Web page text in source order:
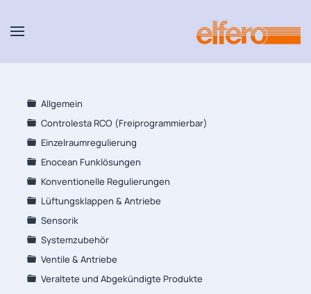
Allgemein
Controlesta RCO (Freiprogrammierbar)
Einzelraumregulierung
Enocean Funklösungen
Konventionelle Regulierungen
Lüftungsklappen & Antriebe
Sensorik
Systemzubehör
Ventile & Antriebe
Veraltete und Abgekündigte Produkte